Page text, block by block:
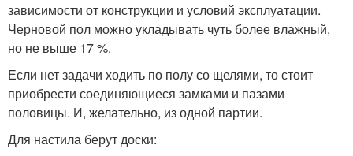
зависимости от конструкции и условий эксплуатации.
Черновой пол можно укладывать чуть более влажный,
но не выше 17 %.
Если нет задачи ходить по полу со щелями, то стоит
приобрести соединяющиеся замками и пазами
половицы. И, желательно, из одной партии.
Для настила берут доски: